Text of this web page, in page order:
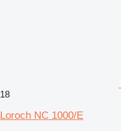
18
Loroch NC 1000/E